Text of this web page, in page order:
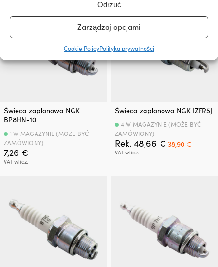
Odrzuć
Zarządzaj opcjami
Cookie PolicyPolityka prywatności
Świeca zapłonowa NGK
BP8HN-10
7,26 €
VAT wlicz.
1 W MAGAZYNIE (MOŻE BYĆ
ZAMÓWIONY)
Świeca zapłonowa NGK IZFR5J
Rek. 48,66 € Pierwotna
cena
38,90 €
VAT wlicz.
4 W MAGAZYNIE (MOŻE BYĆ
ZAMÓWIONY)